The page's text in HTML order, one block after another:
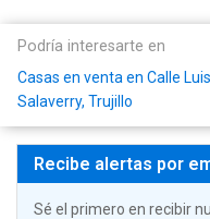
Podría interesarte en
Casas en venta en Calle
Salaverry, Trujillo
Recibe alertas por
Sé el primero en recibir